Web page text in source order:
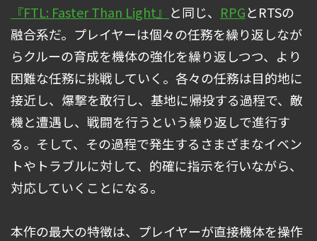
『FTL: Faster Than Light』 と同じ、 RPGとRTSの
融合系だ。プレイヤーは個々の任務を繰り返しなが
らクルーの育成を機体の強化を繰り返しつつ、より
困難な任務に挑戦していく。各々の任務は目的地に
接近し、爆撃を敢行し、基地に帰投する過程で、敵
機と遭遇し、戦闘を行うという繰り返しで進行す
る。そして、その過程で発生するさまざまなイベン
トやトラブルに対して、的確に指示を行いながら、
対応していくことになる。
本作の最大の特徴は、プレイヤーが直接機体を操作